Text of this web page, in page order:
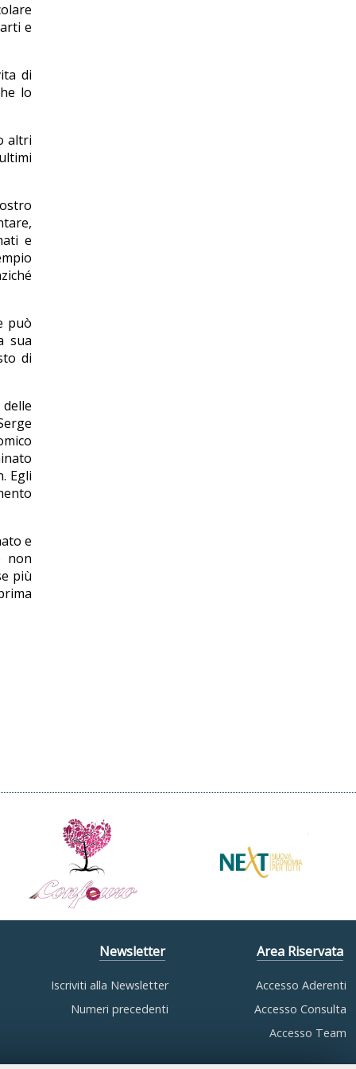
e
di
lo
altri
e
può
sua
di
Egli
e
non
più
Newsletter
Iscriviti alla Newsletter
Numeri precedenti
Area Riservata
Accesso Aderenti
Accesso Consulta
Accesso Team